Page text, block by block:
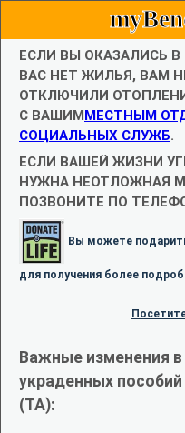
ЕСЛИ ВЫ ОКАЗАЛИСЬ
ВАС НЕТ ЖИЛЬЯ, ВАМ
ОТКЛЮЧИЛИ
С ВАШИММЕСТНЫМ
СОЦИАЛЬНЫХ СЛУЖБ.
ЕСЛИ ВАШЕЙ ЖИЗНИ
НУЖНА НЕОТЛОЖНАЯ
ПОЗВОНИТЕ ПО
Вы можете
для получения более
Важные изменения
украденных
(TA):